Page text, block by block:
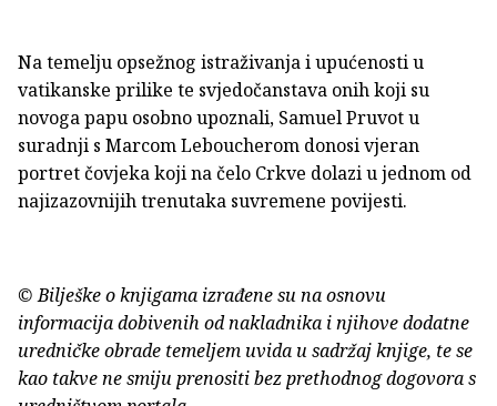
Na temelju opsežnog istraživanja i upućenosti u
vatikanske prilike te svjedočanstava onih koji su
novoga papu osobno upoznali, Samuel Pruvot u
suradnji s Marcom Leboucherom donosi vjeran
portret čovjeka koji na čelo Crkve dolazi u jednom od
najizazovnijih trenutaka suvremene povijesti.
© Bilješke o knjigama izrađene su na osnovu
informacija dobivenih od nakladnika i njihove dodatne
uredničke obrade temeljem uvida u sadržaj knjige, te se
kao takve ne smiju prenositi bez prethodnog dogovora s